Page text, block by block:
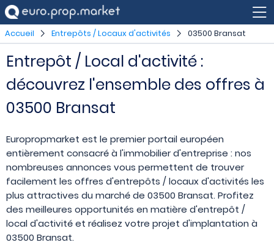
Accueil Entrepôts / Locaux d'activités 03500 Bransat
Entrepôt / Local d'activité :
découvrez l'ensemble des offres à
03500 Bransat
Europropmarket est le premier portail européen
entièrement consacré à l'immobilier d'entreprise : nos
nombreuses annonces vous permettent de trouver
facilement les offres d'entrepôts / locaux d'activités les
plus attractives du marché de 03500 Bransat. Profitez
des meilleures opportunités en matière d'entrepôt /
local d'activité et réalisez votre projet d'implantation à
03500 Bransat.